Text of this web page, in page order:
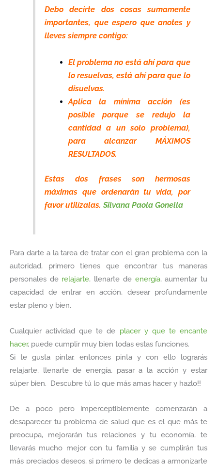
Debo decirte dos cosas sumamente
importantes, que espero que anotes y
lleves siempre contigo:
El problema no está ahí para que
lo resuelvas, está ahí para que lo
disuelvas.
Aplica la mínima acción (es
posible porque se redujo la
cantidad a un solo problema),
para alcanzar MÁXIMOS
RESULTADOS.
Estas dos frases son hermosas
máximas que ordenarán tu vida, por
favor utilízalas.Silvana Paola Gonella
Para darte a la tarea de tratar con el gran problema con la
autoridad, primero tienes que encontrar tus maneras
personales de relajarte, llenarte de energía, aumentar tu
capacidad de entrar en acción, desear profundamente
estar pleno y bien.
Cualquier actividad que te de placer y que te encante
hacer, puede cumplir muy bien todas estas funciones.
Si te gusta pintar, entonces pinta y con ello lograrás
relajarte, llenarte de energía, pasar a la acción y estar
súper bien. Descubre tú lo que más amas hacer y hazlo!!
De a poco pero imperceptiblemente comenzarán a
desaparecer tu problema de salud que es el que más te
preocupa, mejorarán tus relaciones y tu economía, te
llevarás mucho mejor con tu familia y se cumplirán tus
más preciados deseos, si primero te dedicas a armonizarte